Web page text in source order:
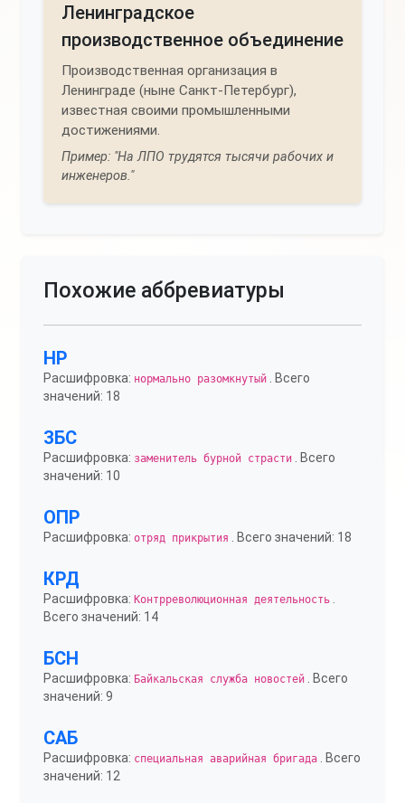
Ленинградское
производственное объединение
Производственная организация в
Ленинграде (ныне Санкт-Петербург),
известная своими промышленными
достижениями.
Пример: "На ЛПО трудятся тысячи рабочих и
инженеров."
Похожие аббревиатуры
НР
Расшифровка: нормально разомкнутый . Всего
значений: 18
ЗБС
Расшифровка: заменитель бурной страсти . Всего
значений: 10
ОПР
Расшифровка: отряд прикрытия . Всего значений: 18
КРД
Расшифровка: Контрреволюционная деятельность
Всего значений: 14
БСН
Расшифровка: Байкальская служба новостей . Всего
значений: 9
САБ
Расшифровка: специальная аварийная бригада . Всего
значений: 12